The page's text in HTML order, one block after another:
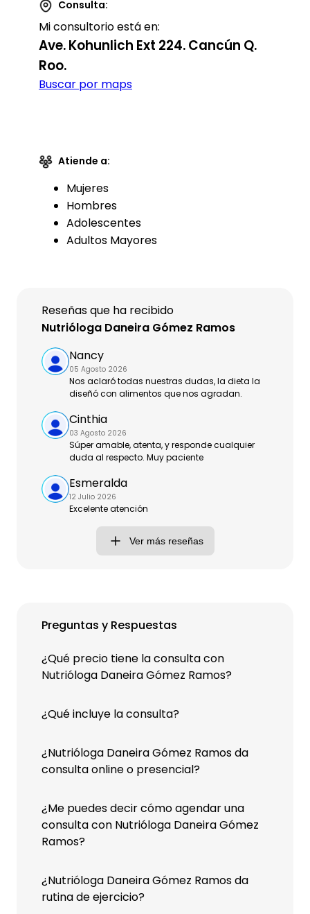
Consulta:
Mi consultorio está en:
Ave. Kohunlich Ext 224. Cancún Q.
Roo.
Buscar por maps
Atiende a:
Mujeres
Hombres
Adolescentes
Adultos Mayores
Preguntas y Respuestas
¿Qué precio tiene la consulta con
Nutrióloga Daneira Gómez Ramos?
¿Qué incluye la consulta?
¿Nutrióloga Daneira Gómez Ramos da
consulta online o presencial?
¿Me puedes decir cómo agendar una
consulta con Nutrióloga Daneira Gómez
Ramos?
¿Nutrióloga Daneira Gómez Ramos da
rutina de ejercicio?
Reseñas que ha recibido
Nutrióloga Daneira Gómez Ramos
Nancy
05 Agosto 2026
Nos aclaró todas nuestras dudas, la dieta la
diseñó con alimentos que nos agradan.
Cinthia
03 Agosto 2026
Súper amable, atenta, y responde cualquier
duda al respecto. Muy paciente
Esmeralda
12 Julio 2026
Excelente atención
Ver más reseñas